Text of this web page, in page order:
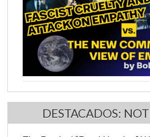
DESTACADOS: